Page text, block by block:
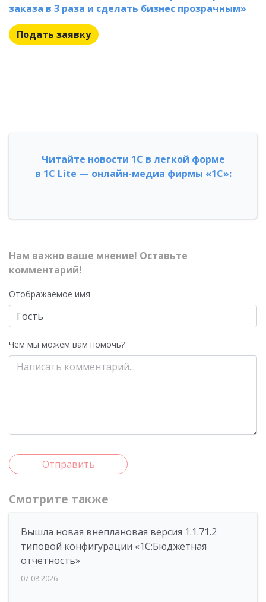
заказа в 3 раза и сделать бизнес прозрачным»
Подать заявку
Читайте новости 1С в легкой форме
в 1С Lite — онлайн-медиа фирмы «1С»:
Нам важно ваше мнение! Оставьте
комментарий!
Отображаемое имя
Чем мы можем вам помочь?
Отправить
Смотрите также
Вышла новая внеплановая версия 1.1.71.2
типовой конфигурации «1C:Бюджетная
отчетность»
07.08.2026